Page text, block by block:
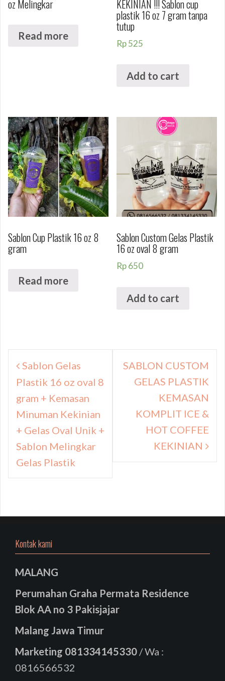
oz Melingkar
Read more
KEKINIAN !!! Sablon cup
plastik 16 oz 7 gram tanpa
tutup
Rp525
Add to cart
Sablon Cup Plastik 16 oz 8
gram
Read more
Sablon Custom Gelas Plastik
16 oz oval 8 gram
Rp650
Add to cart
Navigasi
pos
Sablon Gelas
Plastik 16 oz oval 8
gram + Kemasan
Minuman Kekinian
+ Gelas Oval Unik +
Sablon Melingkar
Gelas Plastik
SABLON CUSTOM
GELAS PLASTIK
KEMASAN
KOMPLIT ICE &
HOT COFFEE
KEKINIAN
Kontak kami
MALANG
Perumahan Graha Permata Residence
Blok AA no 3 Pakisjajar
Malang Jawa Timur
Marketing 081334145330 / Wa :
0816566532